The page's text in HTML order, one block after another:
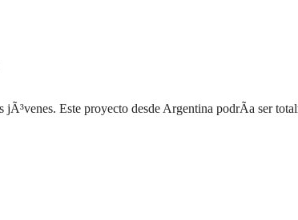
Este proyecto desde Argentina podrÃ­a ser